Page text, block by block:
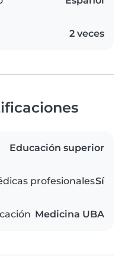
2 veces
Educación superior
profesionalesSí
Medicina UBA